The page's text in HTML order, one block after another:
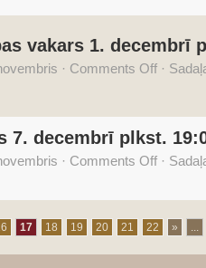
vakars 1. decembrī
· Comments Off ·
7. decembrī plkst.
· Comments Off ·
17 18 19 20 21 22 » ...